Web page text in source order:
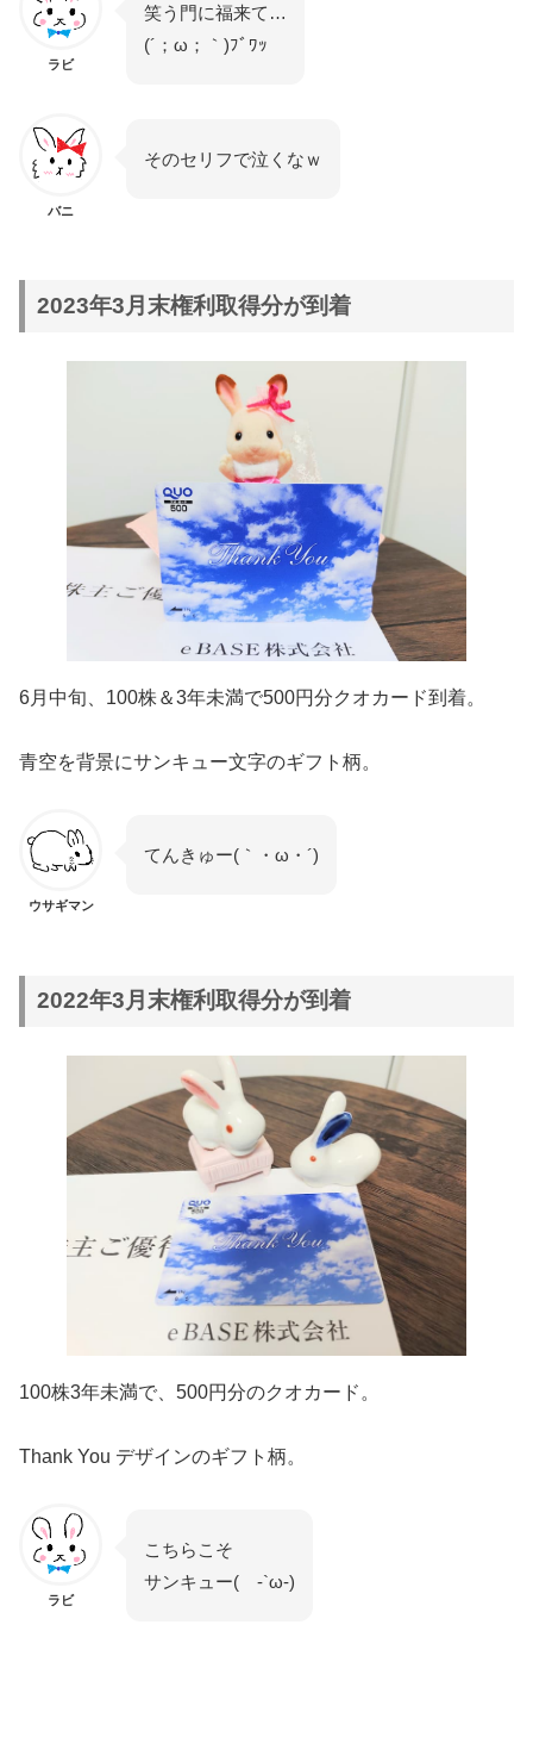
ラビ
笑う門に福来て…
(´；ω；｀)ﾌﾞﾜｯ
バニ
そのセリフで泣くなｗ
2023年3月末権利取得分が到着
6月中旬、100株＆3年未満で500円分クオカード到着。
青空を背景にサンキュー文字のギフト柄。
ウサギマン
てんきゅー(｀・ω・´)
2022年3月末権利取得分が到着
100株3年未満で、500円分のクオカード。
Thank You デザインのギフト柄。
ラビ
こちらこそ
サンキュー( -`ω-)